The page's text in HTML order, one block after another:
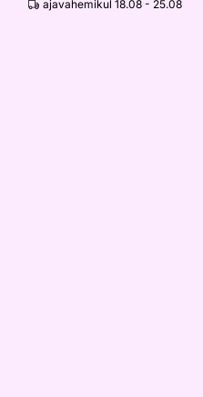
ajavahemikul 18.08 - 25.08
Micro Duo